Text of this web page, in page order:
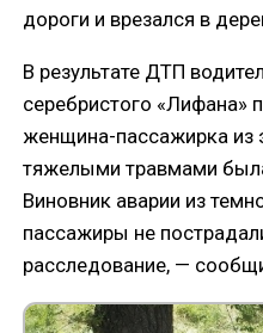
дороги и врезался в
В результате ДТП
серебристого «Лифана»
женщина-пассажирка из
тяжелыми травмами
Виновник аварии из
пассажиры не
расследование, —